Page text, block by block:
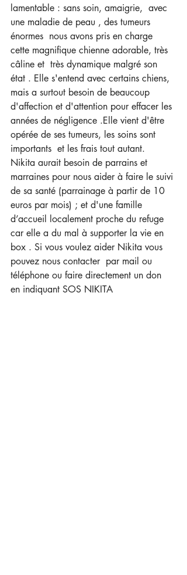
lamentable : sans soin, amaigrie,  avec
une maladie de peau , des tumeurs
énormes  nous avons pris en charge
cette magnifique chienne adorable, très
câline et  très dynamique malgré son
état . Elle s'entend avec certains chiens,
mais a surtout besoin de beaucoup
d'affection et d'attention pour effacer les
années de négligence .Elle vient d'être
opérée de ses tumeurs, les soins sont
importants  et les frais tout autant.
Nikita aurait besoin de parrains et
marraines pour nous aider à faire le suivi
de sa santé (parrainage à partir de 10
euros par mois) ; et d'une famille
d’accueil localement proche du refuge
car elle a du mal à supporter la vie en
box . Si vous voulez aider Nikita vous
pouvez nous contacter  par mail ou
téléphone ou faire directement un don
en indiquant SOS NIKITA